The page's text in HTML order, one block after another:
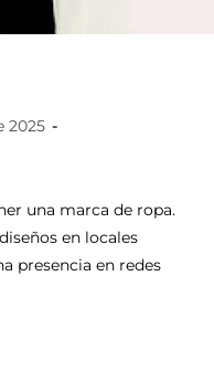
2025
una marca de ropa.
en locales
presencia en redes